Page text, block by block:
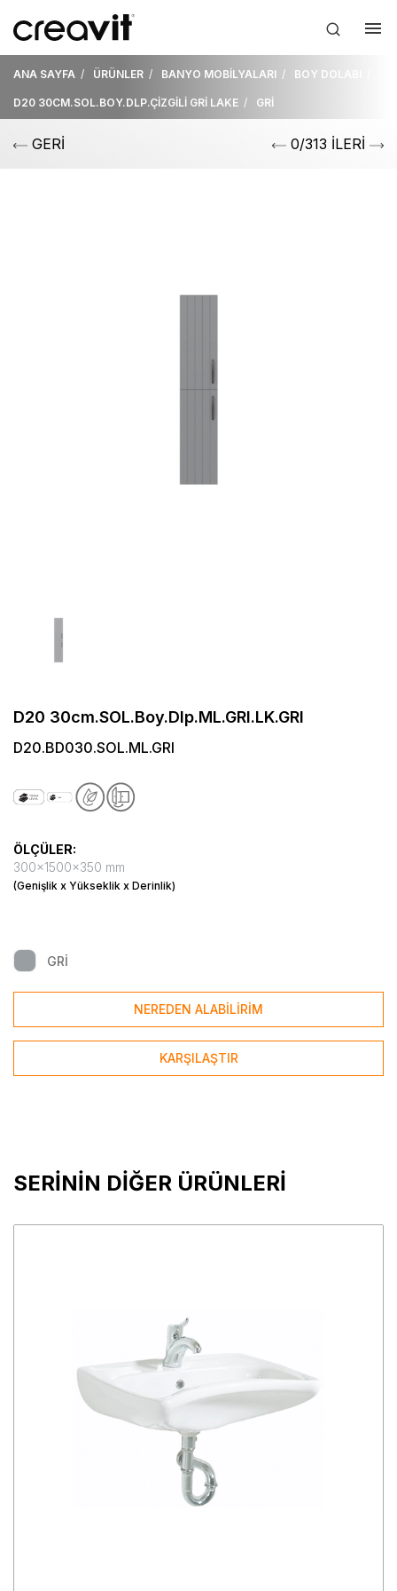
ANA SAYFA ÜRÜNLER BANYO MOBİLYALARI BOY DOLABI
D20 30CM.SOL.BOY.DLP.ÇİZGİLİ GRİ LAKE GRİ
GERİ 0/313 İLERİ
D20 30cm.SOL.Boy.Dlp.ML.GRI.LK.GRI
D20.BD030.SOL.ML.GRI
ÖLÇÜLER:
300x1500x350 mm
(Genişlik x Yükseklik x Derinlik)
GRİ
NEREDEN ALABİLİRİM
KARŞILAŞTIR
SERİNİN DİĞER ÜRÜNLERİ